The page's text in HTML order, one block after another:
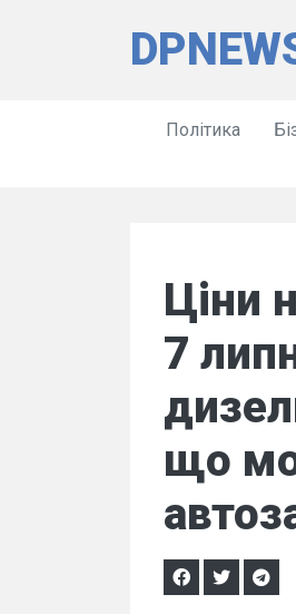
Політика
Ціни
7
що